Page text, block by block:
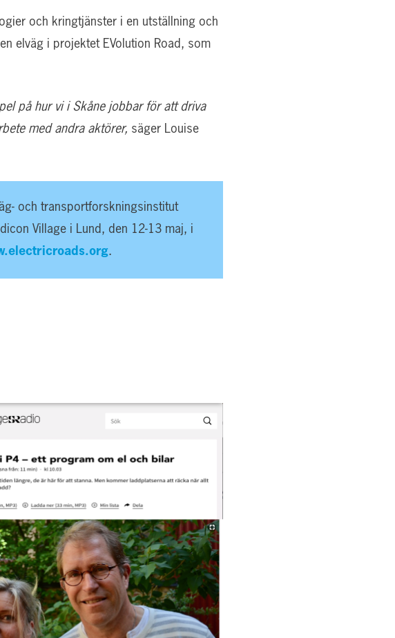
och kringtjänster i en utställning och
elväg i projektet EVolution Road, som
på hur vi i Skåne jobbar för att driva
med andra aktörer, säger Louise
och transportforskningsinstitut
Village i Lund, den 12-13 maj, i
.